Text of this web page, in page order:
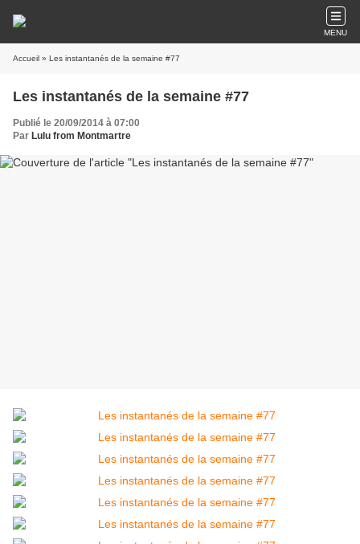
MENU
Accueil » Les instantanés de la semaine #77
Les instantanés de la semaine #77
Publié le 20/09/2014 à 07:00
Par Lulu from Montmartre